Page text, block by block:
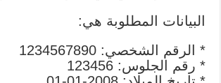
البيانات المطلوبة هي:
* الرقم الشخصي: 1234567890
* رقم الجلوس: 123456